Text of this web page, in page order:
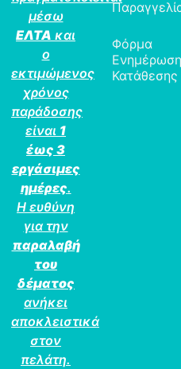
μέσω
ΕΛΤΑ και
ο
εκτιμώμενος
χρόνος
παράδοσης
είναι 1
έως 3
εργάσιμες
ημέρες.
Η ευθύνη
για την
παραλαβή
του
δέματος
ανήκει
αποκλειστικά
στον
πελάτη.
Φόρμα
Κατάθεσης